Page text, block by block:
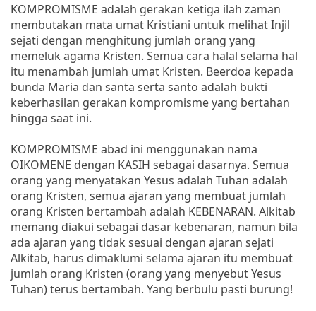
KOMPROMISME adalah gerakan ketiga ilah zaman
membutakan mata umat Kristiani untuk melihat Injil
sejati dengan menghitung jumlah orang yang
memeluk agama Kristen. Semua cara halal selama hal
itu menambah jumlah umat Kristen. Beerdoa kepada
bunda Maria dan santa serta santo adalah bukti
keberhasilan gerakan kompromisme yang bertahan
hingga saat ini.
KOMPROMISME abad ini menggunakan nama
OIKOMENE dengan KASIH sebagai dasarnya. Semua
orang yang menyatakan Yesus adalah Tuhan adalah
orang Kristen, semua ajaran yang membuat jumlah
orang Kristen bertambah adalah KEBENARAN. Alkitab
memang diakui sebagai dasar kebenaran, namun bila
ada ajaran yang tidak sesuai dengan ajaran sejati
Alkitab, harus dimaklumi selama ajaran itu membuat
jumlah orang Kristen (orang yang menyebut Yesus
Tuhan) terus bertambah. Yang berbulu pasti burung!